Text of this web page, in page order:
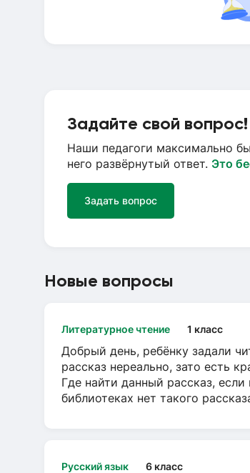
Задайте свой вопрос!
Наши педагоги максимально
него развёрнутый ответ. Это
Задать вопрос
Новые вопросы
Литературное чтение 1 класс
Добрый день, ребёнку задали
рассказ нереально, зато есть
Где найти данный рассказ,
библиотеках нет такого
Русский язык 6 класс